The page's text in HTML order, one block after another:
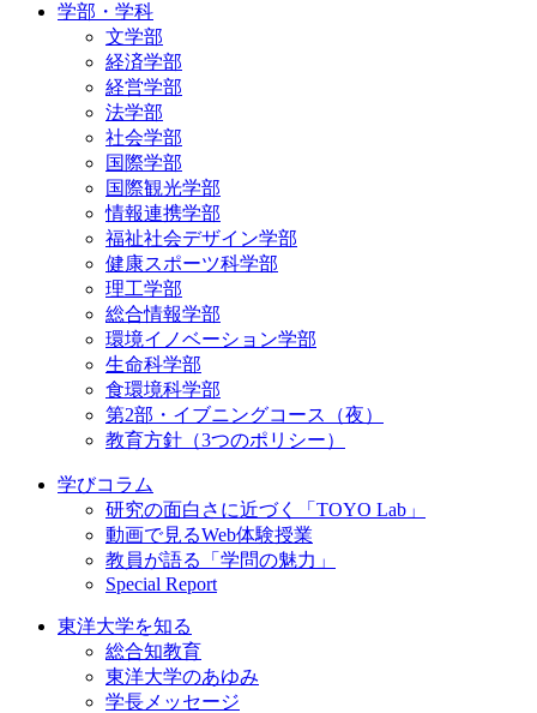
学部・学科
文学部
経済学部
経営学部
法学部
社会学部
国際学部
国際観光学部
情報連携学部
福祉社会デザイン学部
健康スポーツ科学部
理工学部
総合情報学部
環境イノベーション学部
生命科学部
食環境科学部
第2部・イブニングコース（夜）
教育方針（3つのポリシー）
学びコラム
研究の面白さに近づく「TOYO Lab」
動画で見るWeb体験授業
教員が語る「学問の魅力」
Special Report
東洋大学を知る
総合知教育
東洋大学のあゆみ
学長メッセージ